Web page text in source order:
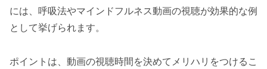
には、呼吸法やマインドフルネス動画の視聴が効果的な例
として挙げられます。
ポイントは、動画の視聴時間を決めてメリハリをつけるこ